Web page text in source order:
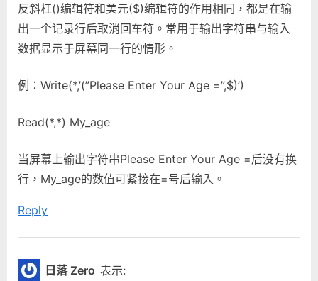
反斜杠()编辑符和美元($)编辑符的作用相同，都是在输
出一个记录行后取消回车符。常用于输出字符串与输入
数据显示于屏幕同一行的情形。
例：Write(*,’(”Please Enter Your Age =”,$)’)
Read(*,*) My_age
当屏幕上输出字符串Please Enter Your Age =后没有换
行，My_age的数值可紧接在=号后输入。
Reply
日落 Zero 表示: